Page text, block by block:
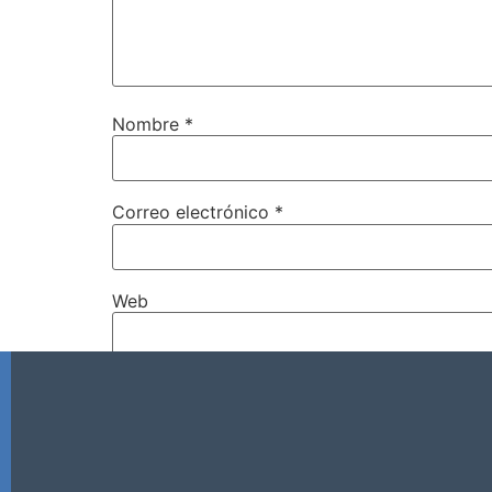
Nombre *
Correo electrónico *
Web
Guarda mi nombre, correo electrónico y